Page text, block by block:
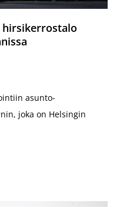
hirsikerrostalo
asunto-
joka on Helsingin